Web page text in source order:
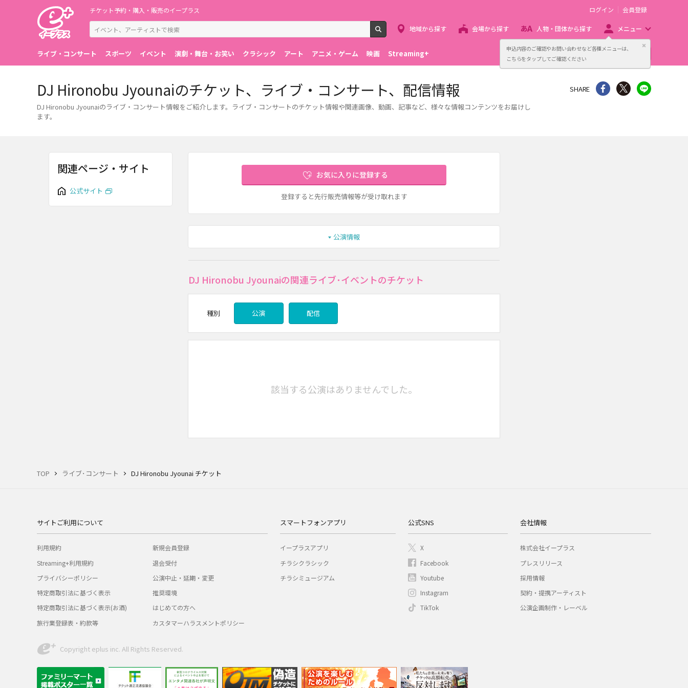
申込内容のご確認やお問い合わせなど各種メニューは、
こちらをタップしてご確認ください
閉じる
チケット予約・購入・販売のイープラス
検索
ログイン 会員登録
地域から探す 会場から探す 人物・団体から探す メニュー
ライブ・コンサート スポーツ イベント 演劇・舞台・お笑い クラシック アート アニメ・ゲーム 映画 Streaming+ 主催者向け販売サービス
TOP ライブ･コンサート DJ Hironobu Jyounai チケット
DJ Hironobu Jyounaiのチケット、ライブ・コンサート、配信情報
DJ Hironobu Jyounaiのライブ・コンサート情報をご紹介します。ライブ・コンサートのチケット情報や関連画像、動画、記事など、様々な情報コンテンツをお届けし
ます。
SHARE シェア Twitter
お気に入りに登録する
登録すると先行販売情報等が受け取れます
公演情報
DJ Hironobu Jyounaiの関連ライブ･イベントのチケット
種別 公演 配信
該当する公演はありませんでした。
関連ページ・サイト
公式サイト
サイトご利用について
利用規約
Streaming+利用規約
プライバシーポリシー
特定商取引法に基づく表示
特定商取引法に基づく表示(お酒)
旅行業登録表・約款等
新規会員登録
退会受付
公演中止・延期・変更
推奨環境
はじめての方へ
カスタマーハラスメントポリシー
スマートフォンアプリ
イープラスアプリ
チラシクラシック
チラシミュージアム
公式SNS
X
Facebook
Youtube
Instagram
TikTok
会社情報
株式会社イープラス
プレスリリース
採用情報
契約・提携アーティスト
公演企画制作・レーベル
Copyright eplus inc. All Rights Reserved.